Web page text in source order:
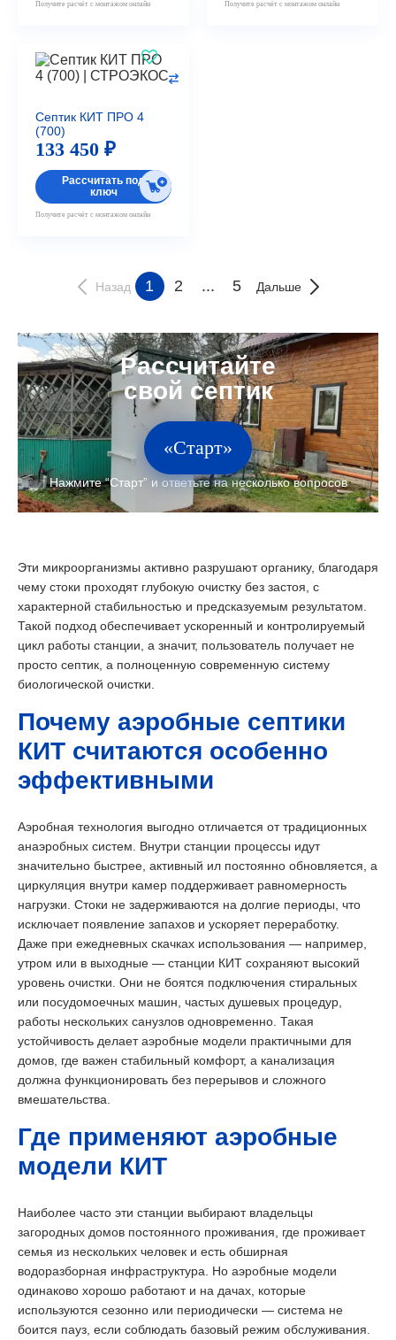
Получите расчёт с монтажом онлайн Получите расчёт с монтажом онлайн
Септик КИТ ПРО 4
(700)
133 450 ₽
Рассчитать под
ключ
Получите расчёт с монтажом онлайн
Назад 1 2 ... 5 Дальше
«Старт»
Эти микроорганизмы активно разрушают органику, благодаря
чему стоки проходят глубокую очистку без застоя, с
характерной стабильностью и предсказуемым результатом.
Такой подход обеспечивает ускоренный и контролируемый
цикл работы станции, а значит, пользователь получает не
просто септик, а полноценную современную систему
биологической очистки.
Почему аэробные септики
КИТ считаются особенно
эффективными
Аэробная технология выгодно отличается от традиционных
анаэробных систем. Внутри станции процессы идут
значительно быстрее, активный ил постоянно обновляется, а
циркуляция внутри камер поддерживает равномерность
нагрузки. Стоки не задерживаются на долгие периоды, что
исключает появление запахов и ускоряет переработку.
Даже при ежедневных скачках использования — например,
утром или в выходные — станции КИТ сохраняют высокий
уровень очистки. Они не боятся подключения стиральных
или посудомоечных машин, частых душевых процедур,
работы нескольких санузлов одновременно. Такая
устойчивость делает аэробные модели практичными для
домов, где важен стабильный комфорт, а канализация
должна функционировать без перерывов и сложного
вмешательства.
Где применяют аэробные
модели КИТ
Наиболее часто эти станции выбирают владельцы
загородных домов постоянного проживания, где проживает
семья из нескольких человек и есть обширная
водоразборная инфраструктура. Но аэробные модели
одинаково хорошо работают и на дачах, которые
используются сезонно или периодически — система не
боится пауз, если соблюдать базовый режим обслуживания.